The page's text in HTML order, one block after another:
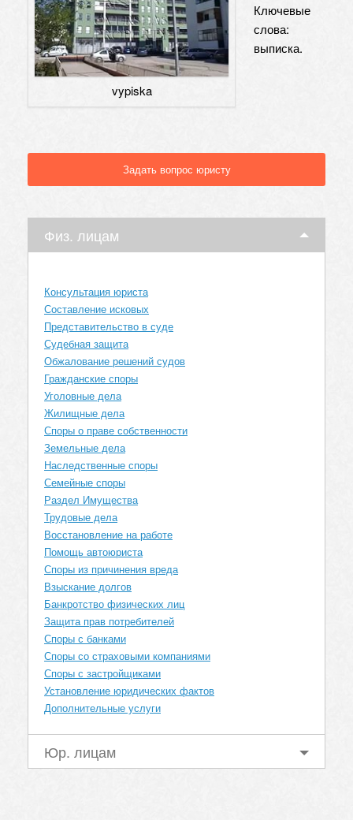
vypiska
Ключевые
слова:
выписка.
Задать вопрос юристу
Физ. лицам
Консультация юриста
Составление исковых
Представительство в суде
Судебная защита
Обжалование решений судов
Гражданские споры
Уголовные дела
Жилищные дела
Споры о праве собственности
Земельные дела
Наследственные споры
Семейные споры
Раздел Имущества
Трудовые дела
Восстановление на работе
Помощь автоюриста
Споры из причинения вреда
Взыскание долгов
Банкротство физических лиц
Защита прав потребителей
Споры с банками
Споры со страховыми компаниями
Споры с застройщиками
Установление юридических фактов
Дополнительные услуги
Юр. лицам